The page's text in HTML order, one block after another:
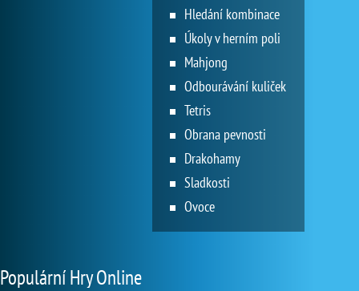
Hledání kombinace
Úkoly v herním poli
Mahjong
Odbourávání kuliček
Tetris
Obrana pevnosti
Drakohamy
Sladkosti
Ovoce
Populární Hry Online